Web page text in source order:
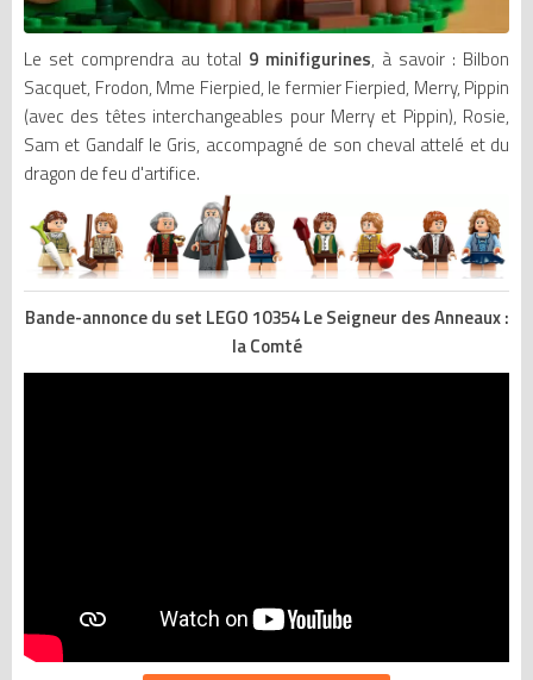
Le set comprendra au total 9 minifigurines, à savoir : Bilbon
Sacquet, Frodon, Mme Fierpied, le fermier Fierpied, Merry, Pippin
(avec des têtes interchangeables pour Merry et Pippin), Rosie,
Sam et Gandalf le Gris, accompagné de son cheval attelé et du
dragon de feu d'artifice.
Bande-annonce du set LEGO 10354 Le Seigneur des Anneaux :
la Comté